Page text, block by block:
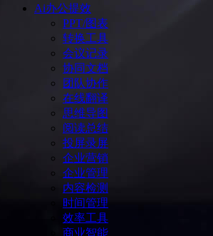
Ai办公提效
PPT/图表
转换工具
会议记录
协同文档
团队协作
在线翻译
思维导图
阅读总结
投屏录屏
企业营销
企业管理
内容检测
时间管理
效率工具
商业智能